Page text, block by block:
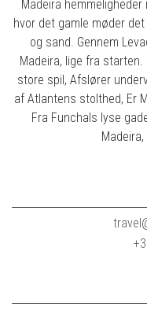
Madeira
hvor det gamle møder
og sand. Gennem
Madeira, lige fra
store spil, Afslører
af Atlantens stolthed, Er
Fra Funchals lyse